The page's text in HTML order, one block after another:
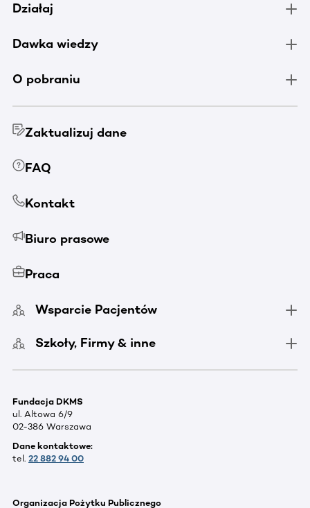
Działaj
Dawka wiedzy
O pobraniu
Zaktualizuj dane
FAQ
Kontakt
Biuro prasowe
Praca
Wsparcie Pacjentów
Szkoły, Firmy & inne
Fundacja DKMS
ul. Altowa 6/9
02-386 Warszawa
Dane kontaktowe:
tel. 22 882 94 00
Organizacja Pożytku Publicznego